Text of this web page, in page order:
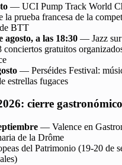
— UCI Pump Track World
la prueba francesa de la
BTT
agosto, a las 18:30 — Jazz sur
conciertos gratuitos
— Perséides Festival:
estrellas fugaces
cierre gastronómico
— Valence en
de la Drôme
del Patrimonio (19-20 de